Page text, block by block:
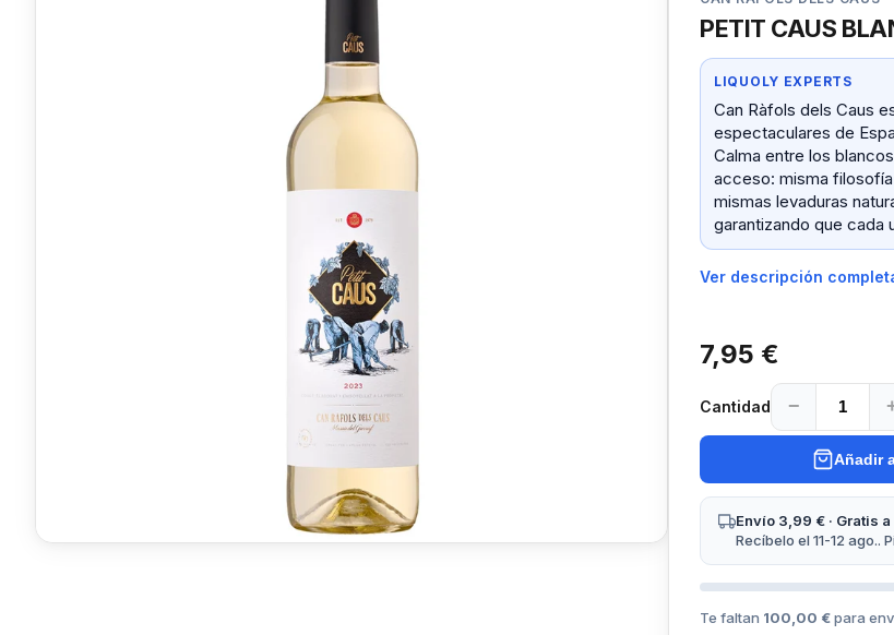
PETIT CAUS
LIQUOLY EXPERTS
Can Ràfols dels Caus
espectaculares de
Calma entre los
acceso: misma
mismas levaduras
garantizando que cada
Ver descripción
7,95 €
Cantidad −
Añadir
Envío 3,99 € · Gratis
Recíbelo el 11-12 ago..
Te faltan 100,00 €para